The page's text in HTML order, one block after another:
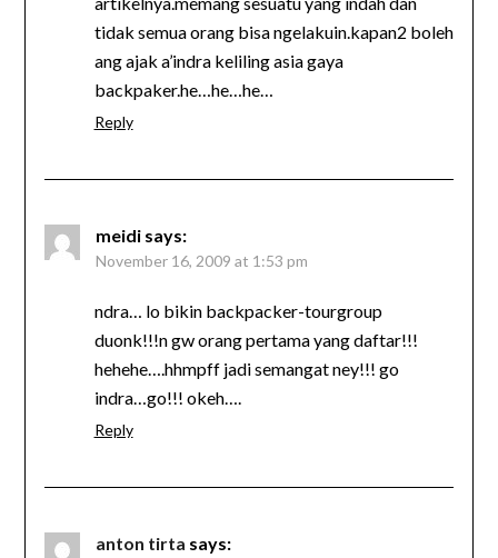
tidak semua orang bisa ngelakuin.kapan2 boleh
ang ajak a’indra keliling asia gaya
backpaker.he…he…he…
Reply
meidi says:
November 16, 2009 at 1:53 pm
ndra… lo bikin backpacker-tourgroup
duonk!!!n gw orang pertama yang daftar!!!
hehehe….hhmpff jadi semangat ney!!! go
indra…go!!! okeh….
Reply
anton tirta says: